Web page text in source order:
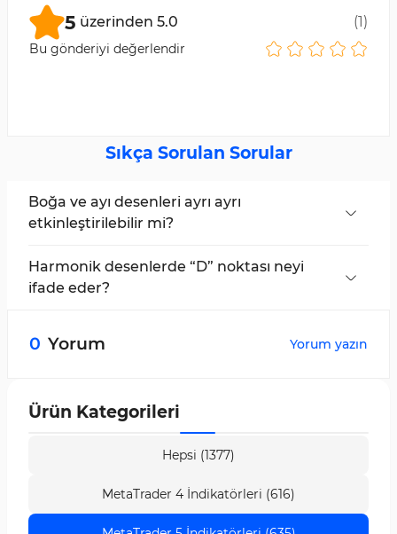
5 üzerinden 5.0 (1)
Bu gönderiyi değerlendir
Sıkça Sorulan Sorular
Boğa ve ayı desenleri ayrı ayrı
etkinleştirilebilir mi?
Tarayıcı panelinden boğa ve ayı desenlerini ayrı
ayrı seçebilirler.
Harmonik desenlerde “D” noktası neyi
ifade eder?
0 Yorum Yorum yazın
Ürün Kategorileri
Hepsi (1377)
MetaTrader 4 İndikatörleri (616)